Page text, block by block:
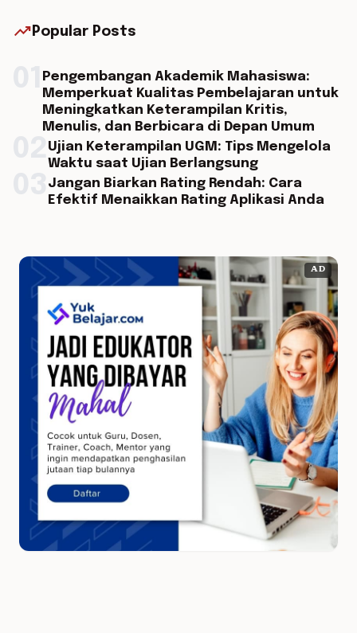
trending_up Popular Posts
Pengembangan Akademik Mahasiswa:
Memperkuat Kualitas Pembelajaran untuk
Meningkatkan Keterampilan Kritis,
Menulis, dan Berbicara di Depan Umum
Ujian Keterampilan UGM: Tips Mengelola
Waktu saat Ujian Berlangsung
Jangan Biarkan Rating Rendah: Cara
Efektif Menaikkan Rating Aplikasi Anda
AD